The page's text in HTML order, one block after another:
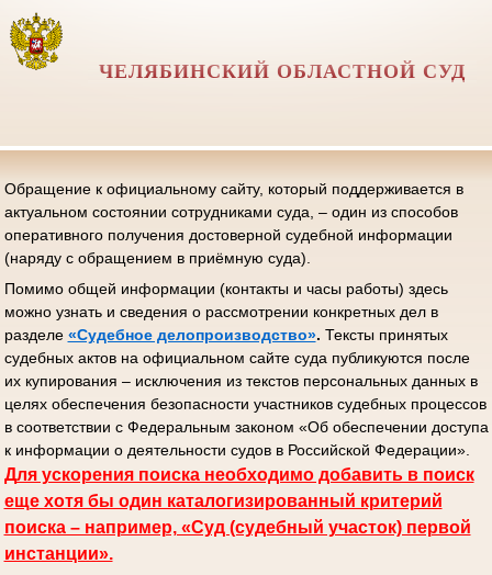
ЧЕЛЯБИНСКИЙ ОБЛАСТНОЙ СУД
Обращение к официальному сайту, который поддерживается в
актуальном состоянии сотрудниками суда, – один из способов
оперативного получения достоверной судебной информации
(наряду с обращением в приёмную суда).
Помимо общей информации (контакты и часы работы) здесь
можно узнать и сведения о рассмотрении конкретных дел в
разделе «Судебное делопроизводство». Тексты принятых
судебных актов на официальном сайте суда публикуются после
их купирования – исключения из текстов персональных данных в
целях обеспечения безопасности участников судебных процессов
в соответствии с Федеральным законом «Об обеспечении доступа
к информации о деятельности судов в Российской Федерации».
Для ускорения поиска необходимо добавить в поиск
еще хотя бы один каталогизированный критерий
поиска – например, «Суд (судебный участок) первой
инстанции».